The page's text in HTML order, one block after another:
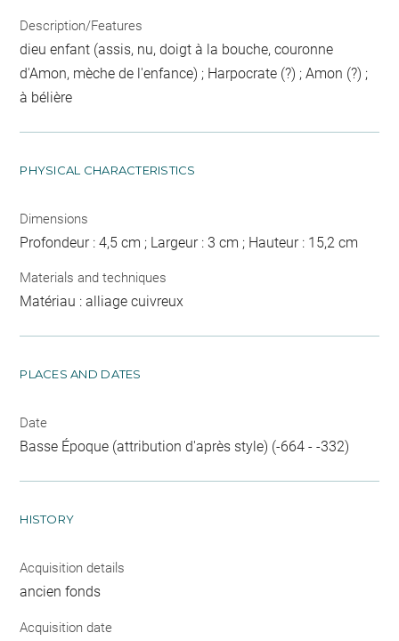
Description/Features
dieu enfant (assis, nu, doigt à la bouche, couronne
d'Amon, mèche de l'enfance) ; Harpocrate (?) ; Amon (?) ;
à bélière
PHYSICAL CHARACTERISTICS
Dimensions
Profondeur : 4,5 cm ; Largeur : 3 cm ; Hauteur : 15,2 cm
Materials and techniques
Matériau : alliage cuivreux
PLACES AND DATES
Date
Basse Époque (attribution d'après style) (-664 - -332)
HISTORY
Acquisition details
ancien fonds
Acquisition date